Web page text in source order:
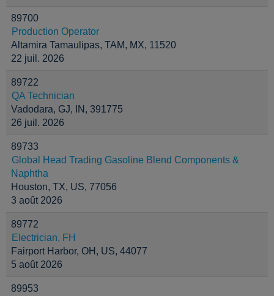
89700
Production Operator
Altamira Tamaulipas, TAM, MX, 11520
22 juil. 2026
89722
QA Technician
Vadodara, GJ, IN, 391775
26 juil. 2026
89733
Global Head Trading Gasoline Blend Components &
Naphtha
Houston, TX, US, 77056
3 août 2026
89772
Electrician, FH
Fairport Harbor, OH, US, 44077
5 août 2026
89953